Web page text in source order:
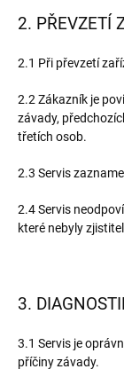
2. PŘEVZETÍ
2.1 Při převzetí
2.2 Zákazník je
závady,
třetích osob.
2.3 Servis
2.4 Servis
které nebyly
3.
3.1 Servis je
příčiny závady.